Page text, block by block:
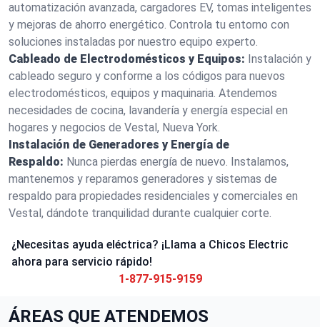
automatización avanzada, cargadores EV, tomas inteligentes
y mejoras de ahorro energético. Controla tu entorno con
soluciones instaladas por nuestro equipo experto.
Cableado de Electrodomésticos y Equipos: Instalación y
cableado seguro y conforme a los códigos para nuevos
electrodomésticos, equipos y maquinaria. Atendemos
necesidades de cocina, lavandería y energía especial en
hogares y negocios de Vestal, Nueva York.
Instalación de Generadores y Energía de
Respaldo: Nunca pierdas energía de nuevo. Instalamos,
mantenemos y reparamos generadores y sistemas de
respaldo para propiedades residenciales y comerciales en
Vestal, dándote tranquilidad durante cualquier corte.
¿Necesitas ayuda eléctrica? ¡Llama a Chicos Electric
ahora para servicio rápido!
1-877-915-9159
ÁREAS QUE ATENDEMOS